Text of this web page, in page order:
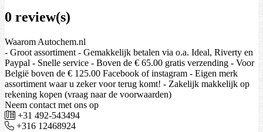
0 review(s)
Waarom Autochem.nl
- Groot assortiment - Gemakkelijk betalen via o.a. Ideal, Riverty en
Paypal - Snelle service - Boven de € 65.00 gratis verzending - Voor
België boven de € 125.00 Facebook of instagram - Eigen merk
assortiment waar u zeker voor terug komt! - Zakelijk makkelijk op
rekening kopen (vraag naar de voorwaarden)
Neem contact met ons op
+31 492-543494
+316 12468924